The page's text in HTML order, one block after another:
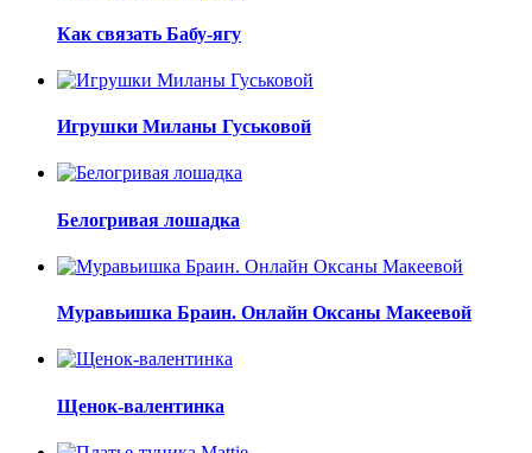
Как связать Бабу-ягу
Игрушки Миланы Гуськовой
Белогривая лошадка
Муравьишка Браин. Онлайн Оксаны Макеевой
Щенок-валентинка